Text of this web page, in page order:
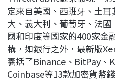
定來自美國、西班牙、土
大、義大利、葡萄牙、法
國和印度等國家的400家金
構，如銀行之外，最新版
囊括了Binance、BitPay、
Coinbase等13款加密貨幣錢